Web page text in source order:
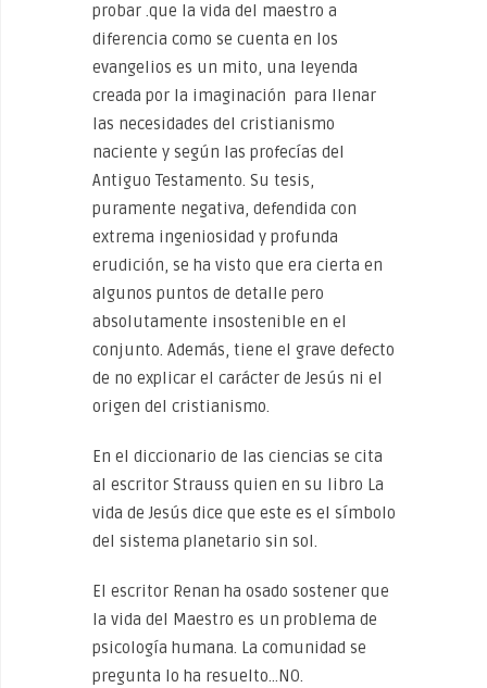
probar .que la vida del maestro a
diferencia como se cuenta en los
evangelios es un mito, una leyenda
creada por la imaginación para llenar
las necesidades del cristianismo
naciente y según las profecías del
Antiguo Testamento. Su tesis,
puramente negativa, defendida con
extrema ingeniosidad y profunda
erudición, se ha visto que era cierta en
algunos puntos de detalle pero
absolutamente insostenible en el
conjunto. Además, tiene el grave defecto
de no explicar el carácter de Jesús ni el
origen del cristianismo.
En el diccionario de las ciencias se cita
al escritor Strauss quien en su libro La
vida de Jesús dice que este es el símbolo
del sistema planetario sin sol.
El escritor Renan ha osado sostener que
la vida del Maestro es un problema de
psicología humana. La comunidad se
pregunta lo ha resuelto…NO.